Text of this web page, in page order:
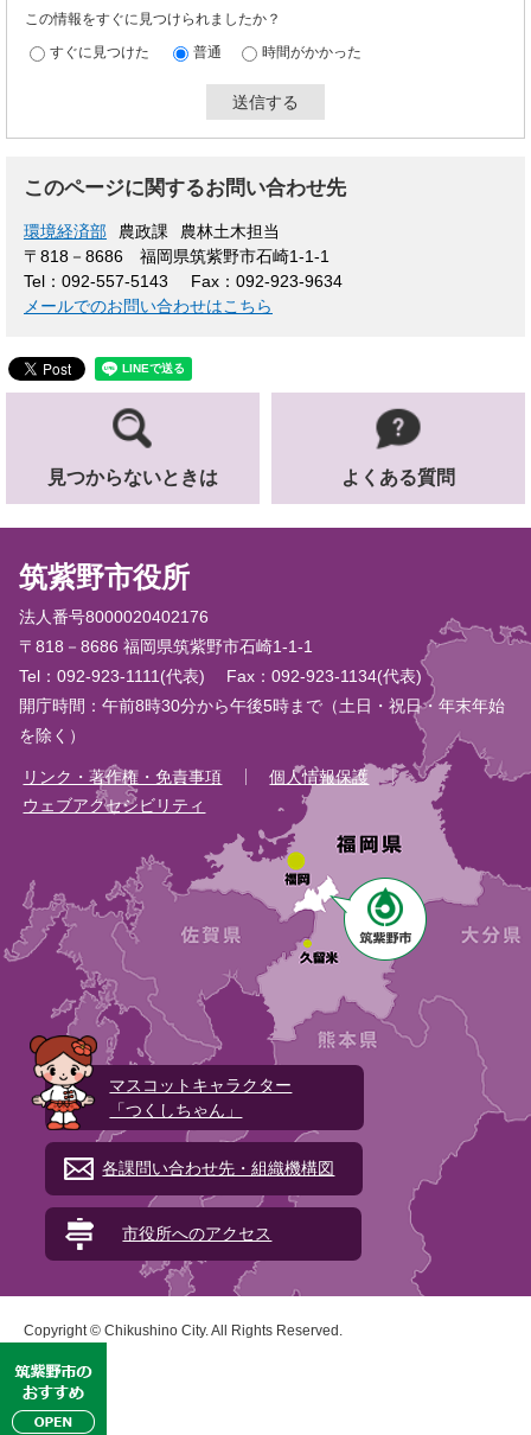
この情報をすぐに見つけられましたか？
すぐに見つけた 普通 時間がかかった
このページに関するお問い合わせ先
環境経済部 農政課
農林土木担当
〒818－8686
福岡県筑紫野市石崎1-1-1
Tel：092-557-5143
Fax：092-923-9634
メールでのお問い合わせはこちら
見つからないときは よくある質問
筑紫野市役所
法人番号8000020402176
〒818－8686 福岡県筑紫野市石崎1-1-1
Tel：092-923-1111(代表)
Fax：092-923-1134(代表)
開庁時間：午前8時30分から午後5時まで（土日・祝日・年末年始
を除く）
リンク・著作権・免責事項
個人情報保護
ウェブアクセシビリティ
マスコットキャラクター
「つくしちゃん」
各課問い合わせ先・組織機構図
市役所へのアクセス
Copyright © Chikushino City. All Rights Reserved.